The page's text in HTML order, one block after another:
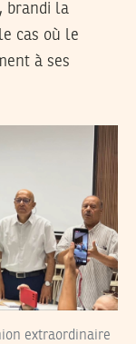
brandi la
cas où le
à ses
extraordinaire